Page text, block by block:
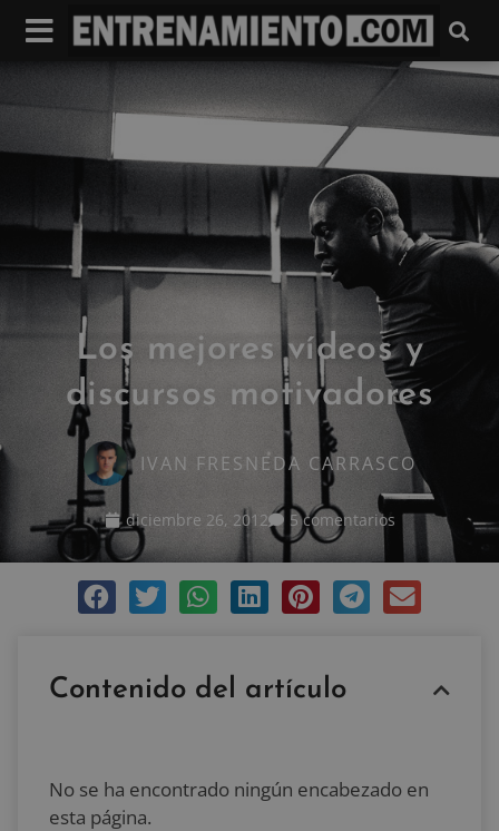
Los mejores vídeos y
discursos motivadores
IVAN FRESNEDA CARRASCO
diciembre 26, 2012 5 comentarios
Contenido del artículo
No se ha encontrado ningún encabezado en
esta página.